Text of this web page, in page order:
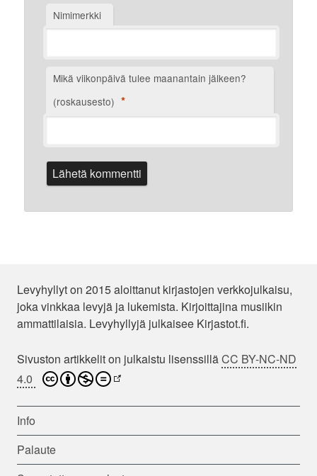
Nimimerkki
Mikä viikonpäivä tulee maanantain jälkeen?
(roskausesto) *
Levyhyllyt on 2015 aloittanut kirjastojen verkkojulkaisu,
joka vinkkaa levyjä ja lukemista. Kirjoittajina musiikin
ammattilaisia. Levyhyllyjä julkaisee Kirjastot.fi.
Sivuston artikkelit on julkaistu lisenssilläCC BY-NC-ND
4.0
Info
Palaute